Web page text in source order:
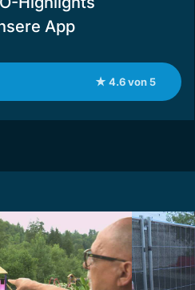
App
★ 4.6 von 5